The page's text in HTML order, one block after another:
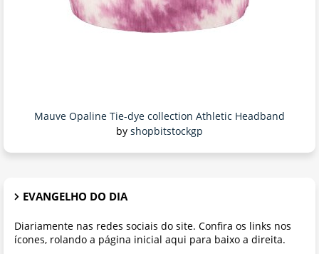
Mauve Opaline Tie-dye collection Athletic Headband
by shopbitstockgp
EVANGELHO DO DIA
Diariamente nas redes sociais do site. Confira os links nos
ícones, rolando a página inicial aqui para baixo a direita.